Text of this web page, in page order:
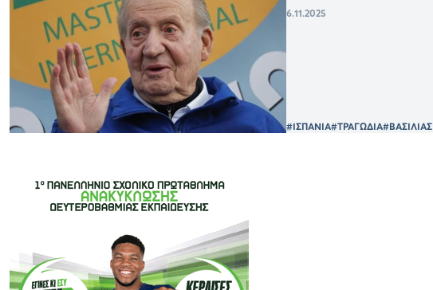
6.11.2025
#ΙΣΠΑΝΙΑ#ΤΡΑΓΩΔΙΑ#ΒΑΣΙΛΙΑΣ